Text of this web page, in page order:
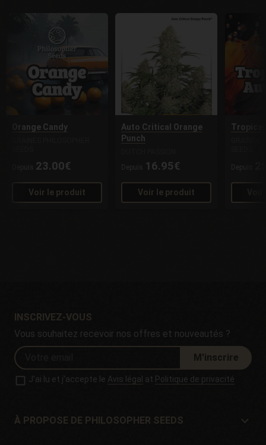
Orange Candy
23.00€
Voir le produit
Auto Critical Orange
Punch
Depuis
16.95€
Voir le produit
Depuis
INSCRIVEZ-VOUS
Vous souhaitez recevoir nos offres et nouveautés ?
M'inscrire
J'ai lu et j'accepte le Avis légal at Politique de privacité
À PROPOSE DE PHILOSOPHER SEEDS